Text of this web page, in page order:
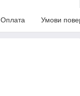
Оплата Умови